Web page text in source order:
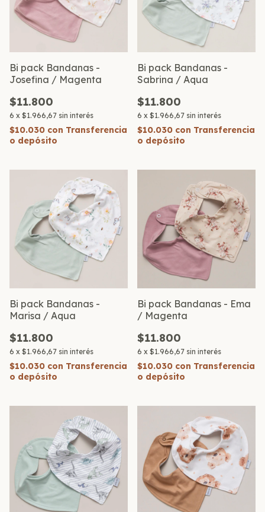
Bi pack Bandanas -
Josefina / Magenta
$11.800
6 x $1.966,67 sin interés
$10.030 con Transferencia
o depósito
Bi pack Bandanas -
Sabrina / Aqua
$11.800
6 x $1.966,67 sin interés
$10.030 con Transferencia
o depósito
Bi pack Bandanas -
Marisa / Aqua
$11.800
6 x $1.966,67 sin interés
$10.030 con Transferencia
o depósito
Bi pack Bandanas - Ema
/ Magenta
$11.800
6 x $1.966,67 sin interés
$10.030 con Transferencia
o depósito